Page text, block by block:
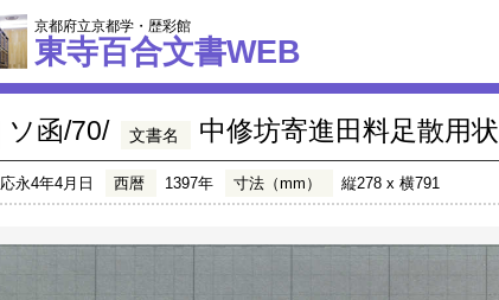
京都府立京都学・歴彩館
東寺百合文書WEB
ソ函/70/ 文書名 中修坊寄進田料足散用状
応永4年4月日 西暦 1397年 寸法（mm） 縦278 x 横791